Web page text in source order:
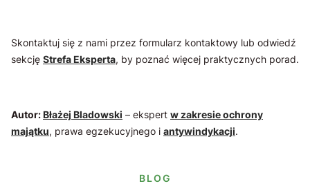
Skontaktuj się z nami przez formularz kontaktowy lub odwiedź
sekcję Strefa Eksperta, by poznać więcej praktycznych porad.
Autor:Błażej Bladowski – ekspert w zakresie ochrony
majątku, prawa egzekucyjnego i antywindykacji.
BLOG